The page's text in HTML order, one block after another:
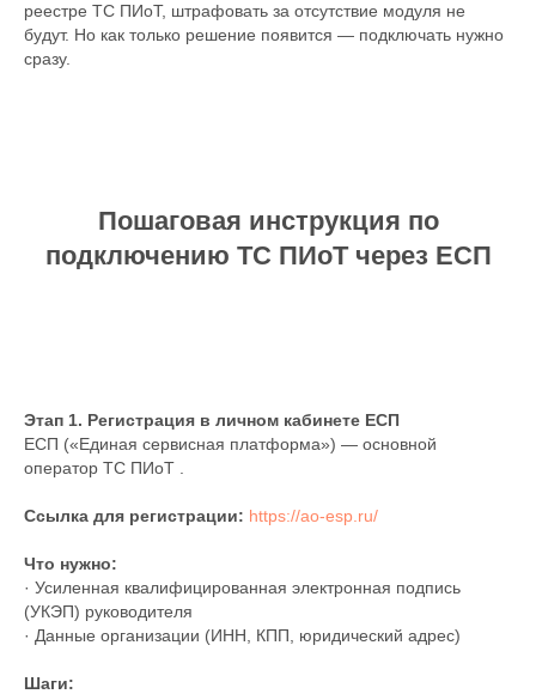
реестре ТС ПИоТ, штрафовать за отсутствие модуля не
будут. Но как только решение появится — подключать нужно
сразу.
Пошаговая инструкция по
подключению ТС ПИоТ через ЕСП
Этап 1. Регистрация в личном кабинете ЕСП
ЕСП («Единая сервисная платформа») — основной
оператор ТС ПИоТ .
Ссылка для регистрации: https://ao-esp.ru/
Что нужно:
· Усиленная квалифицированная электронная подпись
(УКЭП) руководителя
· Данные организации (ИНН, КПП, юридический адрес)
Шаги: